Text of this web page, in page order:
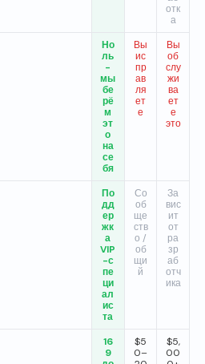
отк
а
Но
ль
-
мы
бе
рё
м
эт
о
на
се
бя
Вы
ис
пр
ав
ля
ет
е
Вы
об
слу
жи
ва
ет
е
это
По
дд
ер
жк
а
VIP
-с
пе
ци
ал
ис
та
Со
об
ще
ств
о /
об
щи
й
За
вис
ит
от
ра
зр
аб
отч
ика
16
9
$5
0–
$5,
00